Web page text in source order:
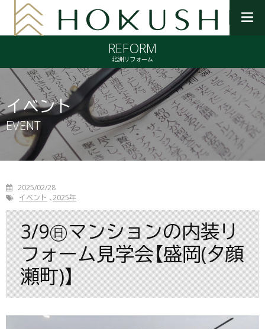
を
開
く
REFORM
北洲リフォーム
イベント
EVENT
2025/02/28
イベント
2025年
3/9㊐マンションの内装リ
フォーム見学会【盛岡(夕顔
瀬町)】